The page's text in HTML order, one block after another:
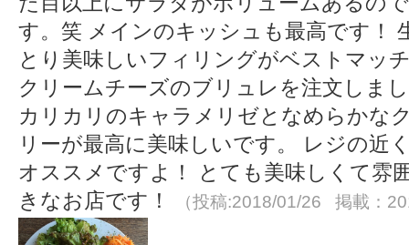
す。笑 メインのキッシュも最高です！
とり美味しいフィリングがベストマッ
クリームチーズのブリュレを注文しま
カリカリのキャラメリゼとなめらかな
リーが最高に美味しいです。 レジの近
オススメですよ！ とても美味しくて雰
きなお店です！
（投稿:2018/01/26 掲載：